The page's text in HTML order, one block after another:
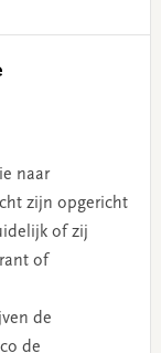
naar
zijn opgericht
of zij
of
de
de